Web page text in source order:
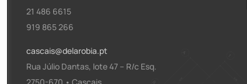
21 486 6615
919 865 266
cascais@delarobia.pt
Rua Júlio Dantas, lote 47 – R/c Esq.